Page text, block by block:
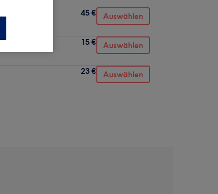
45 € Auswählen
15 € Auswählen
23 € Auswählen